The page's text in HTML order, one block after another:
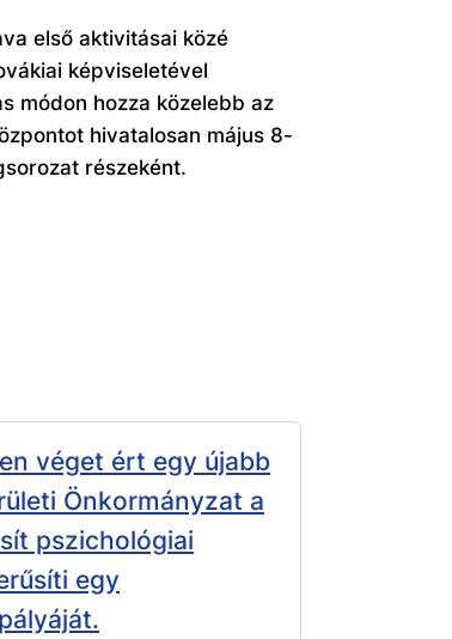
első aktivitásai közé
képviseletével
módon hozza közelebb az
hivatalosan május 8-
részeként.
véget ért egy újabb
Önkormányzat a
pszichológiai
egy